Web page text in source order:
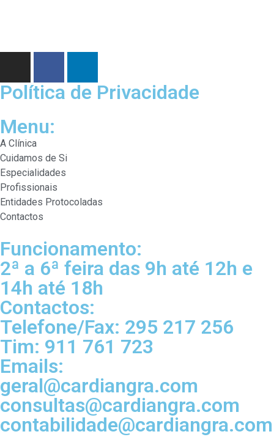
Política de Privacidade
Menu:
A Clínica
Cuidamos de Si
Especialidades
Profissionais
Entidades Protocoladas
Contactos
Funcionamento:
2ª a 6ª feira das 9h até 12h e
14h até 18h
Contactos:
Telefone/Fax: 295 217 256
Tim: 911 761 723
Emails:
geral@cardiangra.com
consultas@cardiangra.com
contabilidade@cardiangra.com